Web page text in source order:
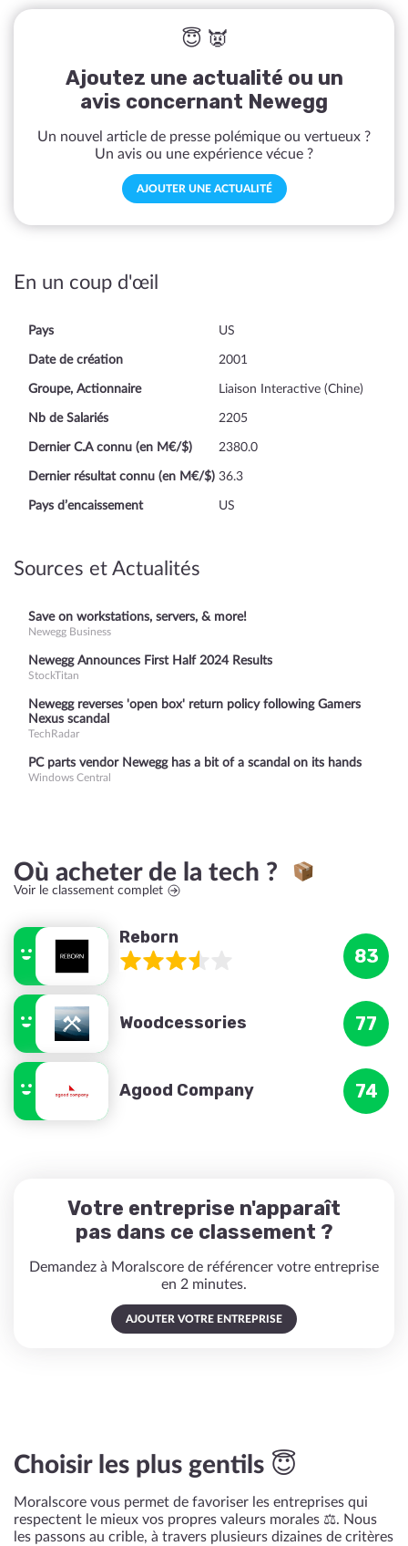
😇 👿
Ajoutez une actualité ou un
avis concernant Newegg
Un nouvel article de presse polémique ou vertueux ?
Un avis ou une expérience vécue ?
AJOUTER UNE ACTUALITÉ
En un coup d'œil
Pays US
Date de création 2001
Groupe, Actionnaire Liaison Interactive (Chine)
Nb de Salariés 2205
Dernier C.A connu (en M€/$) 2380.0
Dernier résultat connu (en M€/$) 36.3
Pays d’encaissement US
Sources et Actualités
Save on workstations, servers, & more!
Newegg Business
Newegg Announces First Half 2024 Results
StockTitan
Newegg reverses 'open box' return policy following Gamers
Nexus scandal
TechRadar
PC parts vendor Newegg has a bit of a scandal on its hands
Windows Central
Où acheter de la tech ?
Voir le classement complet
Reborn
83
Woodcessories 77
Agood Company 74
Votre entreprise n'apparaît
pas dans ce classement ?
Demandez à Moralscore de référencer votre entreprise
en 2 minutes.
AJOUTER VOTRE ENTREPRISE
Choisir les plus gentils 😇
Moralscore vous permet de favoriser les entreprises qui
respectent le mieux vos propres valeurs morales ⚖️. Nous
les passons au crible, à travers plusieurs dizaines de critères